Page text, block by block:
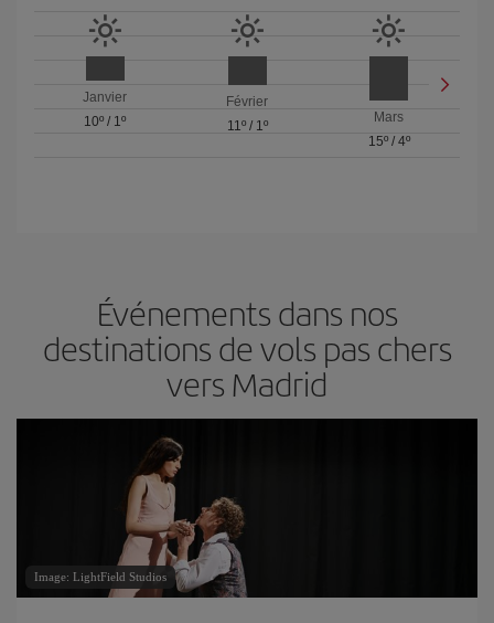
Janvier
10º / 1º
Février
11º/ 1º
Mars
15º/ 4º
Événements dans nos
destinations de vols pas chers
vers Madrid
Image: LightField Studios